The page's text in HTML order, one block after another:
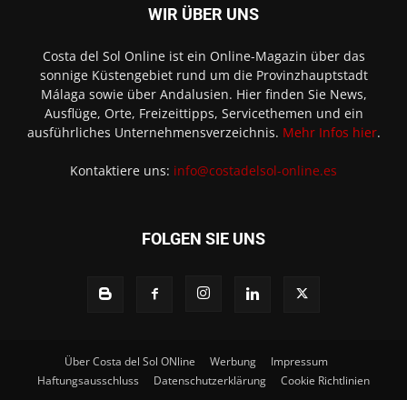
WIR ÜBER UNS
Costa del Sol Online ist ein Online-Magazin über das
sonnige Küstengebiet rund um die Provinzhauptstadt
Málaga sowie über Andalusien. Hier finden Sie News,
Ausflüge, Orte, Freizeittipps, Servicethemen und ein
ausführliches Unternehmensverzeichnis. Mehr Infos hier.
Kontaktiere uns: info@costadelsol-online.es
FOLGEN SIE UNS
Über Costa del Sol ONline Werbung
Impressum
Haftungsausschluss
Datenschutzerklärung Cookie Richtlinien